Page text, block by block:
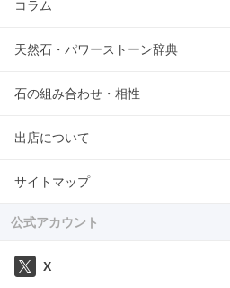
コラム
天然石・パワーストーン辞典
石の組み合わせ・相性
出店について
サイトマップ
公式アカウント
X